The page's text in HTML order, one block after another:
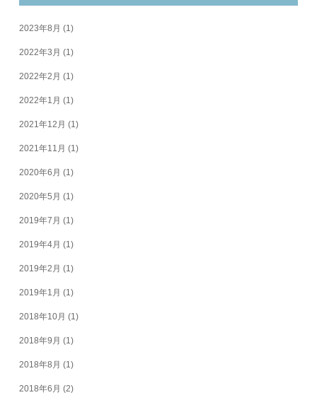
2023年8月 (1)
2022年3月 (1)
2022年2月 (1)
2022年1月 (1)
2021年12月 (1)
2021年11月 (1)
2020年6月 (1)
2020年5月 (1)
2019年7月 (1)
2019年4月 (1)
2019年2月 (1)
2019年1月 (1)
2018年10月 (1)
2018年9月 (1)
2018年8月 (1)
2018年6月 (2)